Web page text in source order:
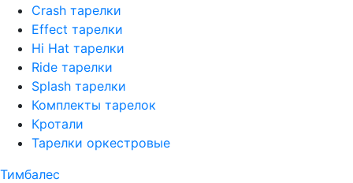
Crash тарелки
Effect тарелки
Hi Hat тарелки
Ride тарелки
Splash тарелки
Комплекты тарелок
Кротали
Тарелки оркестровые
Тимбалес